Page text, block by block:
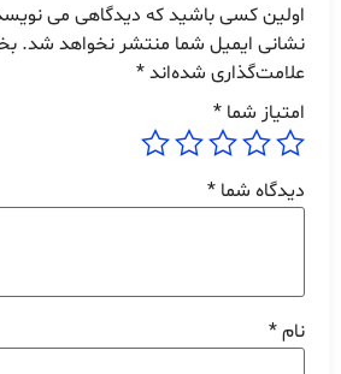
اولین کسی باشید که دیدگاهی می نویسد “قیر
نشانی ایمیل شما منتشر نخواهد شد.
علامت‌گذاری شده‌اند*
امتیاز شما *
دیدگاه شما *
نام*